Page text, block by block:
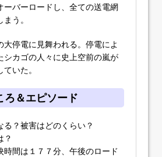
ーバーロードし、全ての送電網
う。
大停電に見舞われる。停電によ
シカゴの人々に史上空前の嵐が
いた。
ろ＆エピソード
る？被害はどのくらい？
？
時間は１７７分、午後のロード